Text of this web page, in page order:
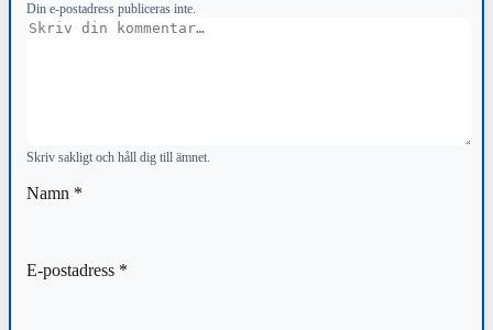
Din e-postadress publiceras inte.
Kommentar
Skriv sakligt och håll dig till ämnet.
Namn *
E-postadress *